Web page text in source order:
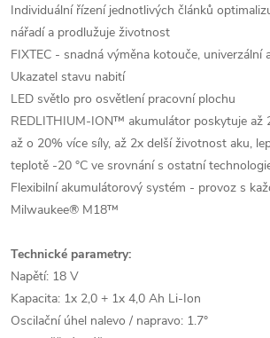
Individuální řízení jednotlivých článků
nářadí a prodlužuje životnost
FIXTEC - snadná výměna kotouče, univerzální
Ukazatel stavu nabití
LED světlo pro osvětlení pracovní plochu
REDLITHIUM-ION™ akumulátor poskytuje až
až o 20% více síly, až 2x delší životnost aku,
teplotě -20 °C ve srovnání s ostatní
Flexibilní akumulátorový systém - provoz s
Milwaukee® M18™
Technické parametry:
Napětí: 18 V
Kapacita: 1x 2,0 + 1x 4,0 Ah Li-Ion
Oscilační úhel nalevo / napravo: 1.7°